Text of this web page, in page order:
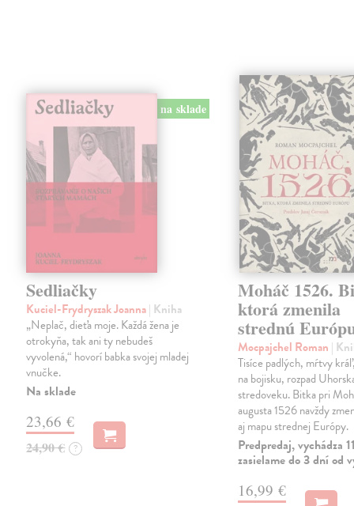
na sklade
Sedliačky
Kuciel-Frydryszak Joanna| Kniha
„Neplač, dieťa moje. Každá žena je
otrokyňa, tak ani ty nebudeš
vyvolená,“ hovorí babka svojej mladej
vnučke.
Na sklade
23,66 €
24,90 € ?
Moháč 1526.
ktorá zmenila
strednú
Mocpajchel Roman |
Tisíce padlých, mŕtvy
na bojisku, rozpad
stredoveku. Bitka pri
augusta 1526 navždy
aj mapu strednej Európy.
Predpredaj, vychádza
zasielame do 3 dní od
16,99 €